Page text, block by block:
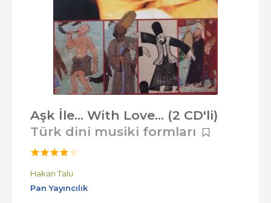
Aşk İle... With Love... (2 CD'li)
Türk dini musiki formları
Hakan Talu
Pan Yayıncılık